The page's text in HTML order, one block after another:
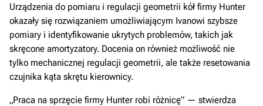
Urządzenia do pomiaru i regulacji geometrii kół firmy Hunter
okazały się rozwiązaniem umożliwiającym Ivanowi szybsze
pomiary i identyfikowanie ukrytych problemów, takich jak
skręcone amortyzatory. Docenia on również możliwość nie
tylko mechanicznej regulacji geometrii, ale także resetowania
czujnika kąta skrętu kierownicy.
„Praca na sprzęcie firmy Hunter robi różnicę” — stwierdza